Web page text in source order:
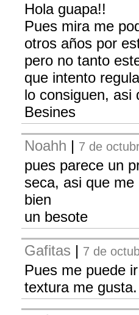
Hola guapa!!
Pues mira me
otros años por
pero no tanto
que intento
lo consiguen, asi
Besines
Noahh | 7 de
pues parece un
seca, asi que
bien
un besote
Gafitas | 7 de
Pues me puede
textura me